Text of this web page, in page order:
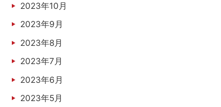
2023年10月
2023年9月
2023年8月
2023年7月
2023年6月
2023年5月